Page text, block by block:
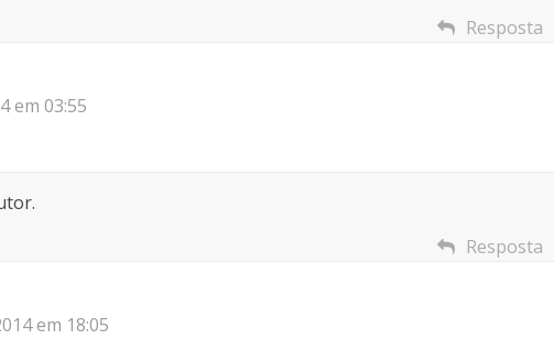
Resposta
em 03:55
Resposta
em 18:05